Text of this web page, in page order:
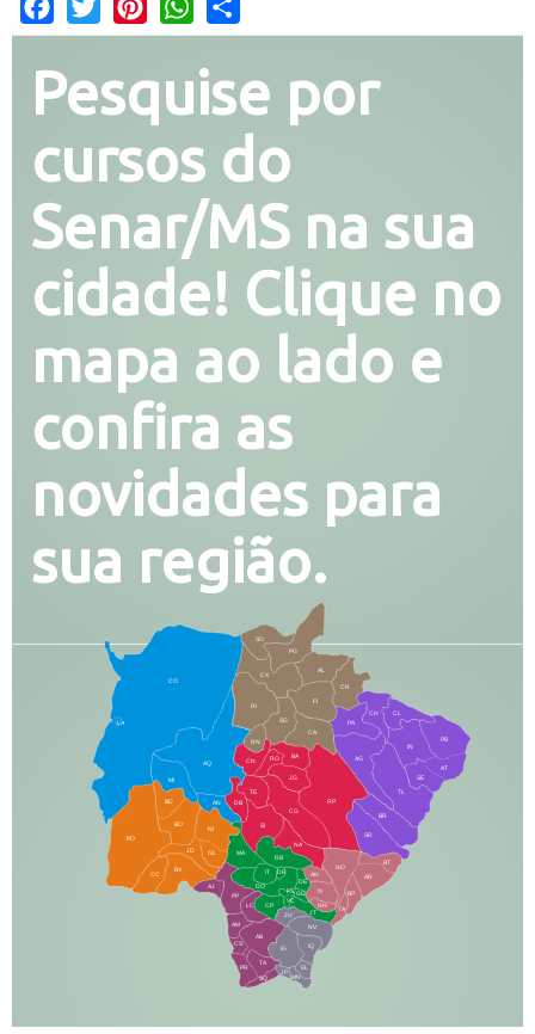
Facebook
Twitter PinterestWhatsApp
Pesquise por
cursos do
Senar/MS na sua
cidade! Clique no
mapa ao lado e
confira as
novidades para
sua região.
CO
AQ
MI
AN
CX
RI
AL
CR
FI
SG
BA
CA
PA
CH CL
PB
SE
TL
AG
BR
SR
BT
AR
RP
RO
JG
CG
SI
NA
TA
NH
JT
RB
MA
IT
DR
DO
CP
JU
NV
IQ
EL
BD
BO
NI
JD
PO
BV
CC
PP
AJ
LC
AM
AB
JP
DB
TE
CS
PR
TA
SQ
IG
MN
IN
NO
BP
RN
CN
GL
AN
IV
FS
VC
GD
DE
AT
PG
SO
LA